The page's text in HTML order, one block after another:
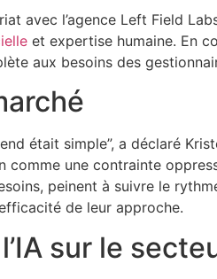
avec l’agence Left Field
et expertise humaine. En
aux besoins des
était simple”, a déclaré
comme une contrainte
peinent à suivre le
de leur approche.
sur le